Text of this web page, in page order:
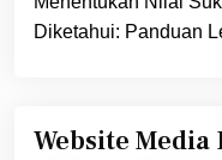
Diketahui: Panduan
Website